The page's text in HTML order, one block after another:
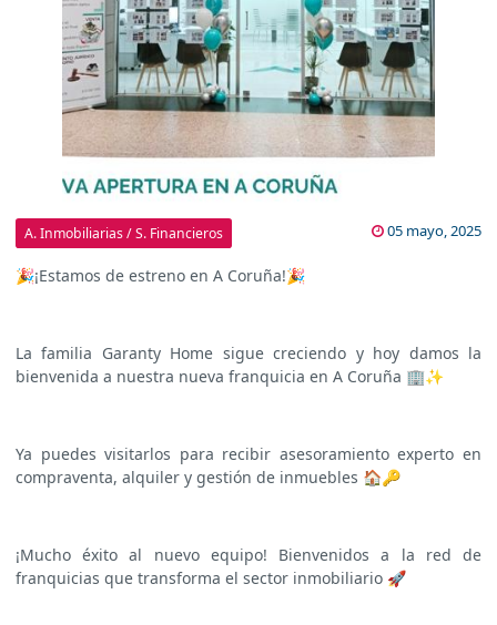
A. Inmobiliarias / S. Financieros 05 mayo, 2025
🎉¡Estamos de estreno en A Coruña!🎉
La familia Garanty Home sigue creciendo y hoy damos la
bienvenida a nuestra nueva franquicia en A Coruña 🏢✨
Ya puedes visitarlos para recibir asesoramiento experto en
compraventa, alquiler y gestión de inmuebles 🏠🔑
¡Mucho éxito al nuevo equipo! Bienvenidos a la red de
franquicias que transforma el sector inmobiliario 🚀